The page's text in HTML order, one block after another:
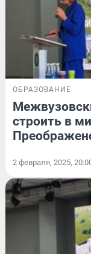
ОБРАЗОВАНИЕ
строить в
2 февраля, 2025,